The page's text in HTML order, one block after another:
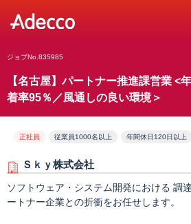
ジョブNo.835985
【名古屋】パートナー推進課営業 <
着率95％／風通しの良い環境＞
正社員 従業員1000名以上 年間休日120日以上
Ｓｋｙ株式会社
ソフトウェア・システム開発における 調
ートナー企業との折衝をお任せします。